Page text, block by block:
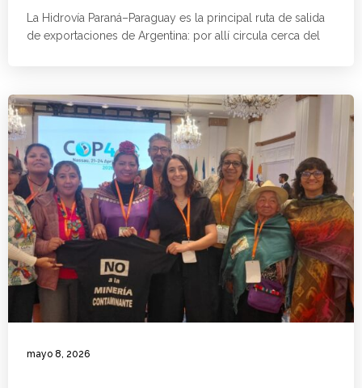
La Hidrovía Paraná–Paraguay es la principal ruta de salida
de exportaciones de Argentina: por allí circula cerca del
mayo 8, 2026